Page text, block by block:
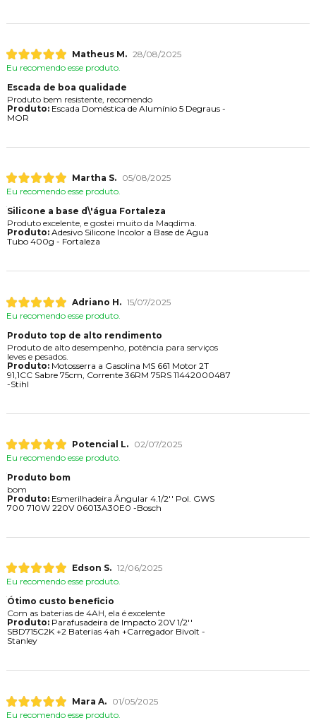
Matheus M. 28/08/2025
Eu recomendo esse produto.
Escada de boa qualidade
Produto bem resistente, recomendo
Produto:Escada Doméstica de Alumínio 5 Degraus -
MOR
Martha S.
05/08/2025
Eu recomendo esse produto.
Silicone a base d\'água Fortaleza
Produto excelente, e gostei muito da Maqdima.
Produto:Adesivo Silicone Incolor a Base de Agua
Tubo 400g - Fortaleza
Adriano H. 15/07/2025
Eu recomendo esse produto.
Produto top de alto rendimento
Produto de alto desempenho, potência para serviços
leves e pesados.
Produto:Motosserra a Gasolina MS 661 Motor 2T
91,1CC Sabre 75cm, Corrente 36RM 75RS 11442000487
-Stihl
Potencial L.
02/07/2025
Eu recomendo esse produto.
Produto bom
bom
Produto:Esmerilhadeira Ângular 4.1/2'' Pol. GWS
700 710W 220V 06013A30E0 -Bosch
Edson S. 12/06/2025
Eu recomendo esse produto.
Ótimo custo beneficio
Com as baterias de 4AH, ela é excelente
Produto:Parafusadeira de Impacto 20V 1/2''
SBD715C2K +2 Baterias 4ah +Carregador Bivolt -
Stanley
Mara A.
01/05/2025
Eu recomendo esse produto.